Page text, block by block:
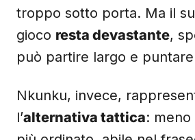
troppo sotto porta. Ma il
gioco resta devastante,
può partire largo e puntare
Nkunku, invece,
l’alternativa tattica: meno